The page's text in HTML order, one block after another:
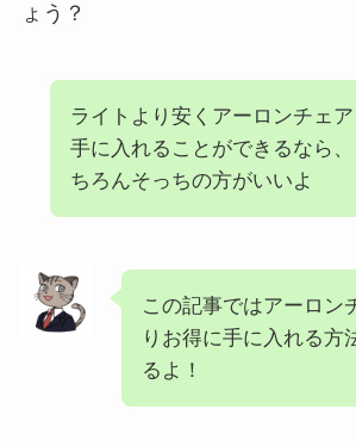
ょう？
ライトより安くアーロンチェ
手に入れることができるなら、
ちろんそっちの方がいいよ
この記事ではアーロン
りお得に手に入れる方
るよ！